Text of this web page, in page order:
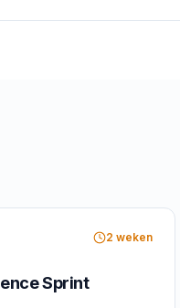
2 weken
Sprint